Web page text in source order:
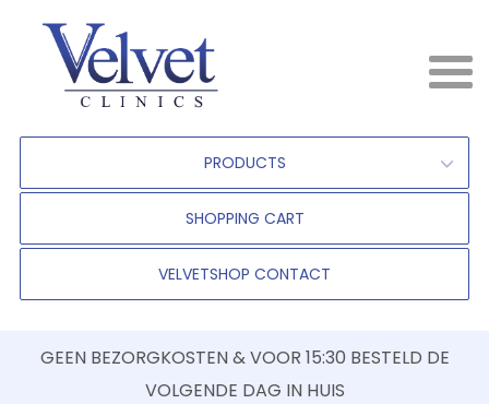
PRODUCTS
SHOPPING CART
VELVETSHOP CONTACT
GEEN BEZORGKOSTEN & VOOR 15:30 BESTELD DE
VOLGENDE DAG IN HUIS